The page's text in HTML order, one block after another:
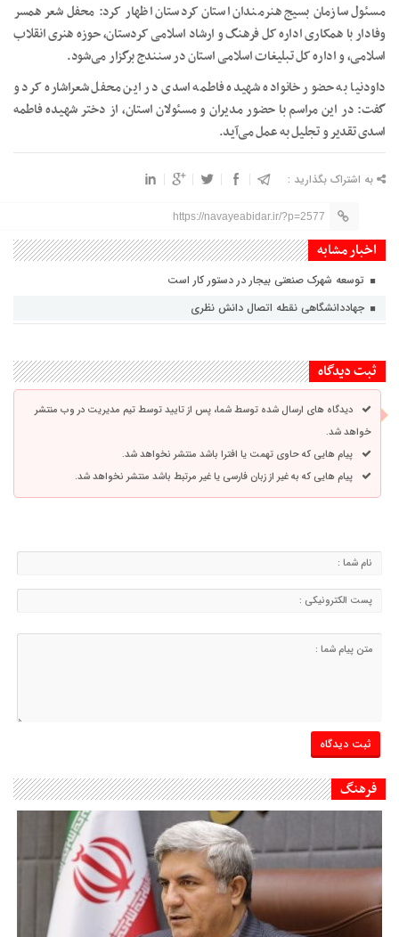
مسئول سازمان بسیج هنرمندان استان کردستان اظهار کرد: محفل شعر همسر
وفادار با همکاری اداره کل فرهنگ و ارشاد اسلامی کردستان، حوزه هنری انقلاب
اسلامی، و اداره کل تبلیغات اسلامی استان در سنندج برگزار می‌شود.
داودنیا به حضور خانواده شهیده فاطمه اسدی در این محفل شعراشاره کرد و
گفت: در این مراسم با حضور مدیران و مسئولان استان، از دختر شهیده فاطمه
اسدی تقدیر و تجلیل به عمل می‌آید.
به اشتراک بگذارید :
https://navayeabidar.ir/?p=2577
اخبار مشابه
توسعه شهرک صنعتی بیجار در دستور کار است
جهاددانشگاهی نقطه اتصال دانش نظری
ثبت دیدگاه
دیدگاه های ارسال شده توسط شما، پس از تایید توسط تیم مدیریت در وب منتشر
خواهد شد.
پیام هایی که حاوی تهمت یا افترا باشد منتشر نخواهد شد.
پیام هایی که به غیر از زبان فارسی یا غیر مرتبط باشد منتشر نخواهد شد.
فرهنگ